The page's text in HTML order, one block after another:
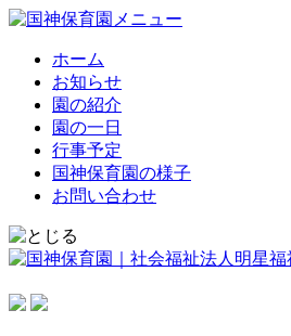
ホーム
お知らせ
園の紹介
園の一日
行事予定
国神保育園の様子
お問い合わせ